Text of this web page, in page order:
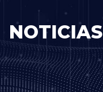
NOTICIAS